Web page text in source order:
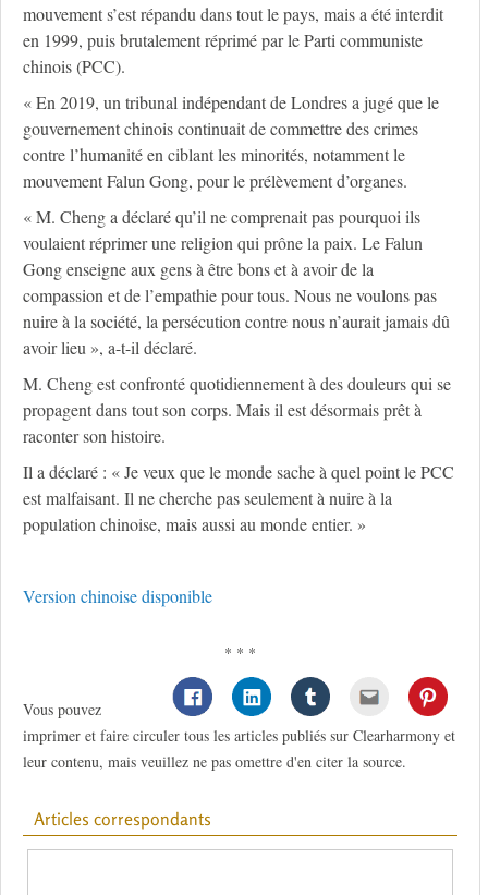
mouvement s’est répandu dans tout le pays, mais a été interdit
en 1999, puis brutalement réprimé par le Parti communiste
chinois (PCC).
« En 2019, un tribunal indépendant de Londres a jugé que le
gouvernement chinois continuait de commettre des crimes
contre l’humanité en ciblant les minorités, notamment le
mouvement Falun Gong, pour le prélèvement d’organes.
« M. Cheng a déclaré qu’il ne comprenait pas pourquoi ils
voulaient réprimer une religion qui prône la paix. Le Falun
Gong enseigne aux gens à être bons et à avoir de la
compassion et de l’empathie pour tous. Nous ne voulons pas
nuire à la société, la persécution contre nous n’aurait jamais dû
avoir lieu », a-t-il déclaré.
M. Cheng est confronté quotidiennement à des douleurs qui se
propagent dans tout son corps. Mais il est désormais prêt à
raconter son histoire.
Il a déclaré : « Je veux que le monde sache à quel point le PCC
est malfaisant. Il ne cherche pas seulement à nuire à la
population chinoise, mais aussi au monde entier. »
Version chinoise disponible
* * *
Vous pouvez
imprimer et faire circuler tous les articles publiés sur Clearharmony et
leur contenu, mais veuillez ne pas omettre d'en citer la source.
Articles correspondants